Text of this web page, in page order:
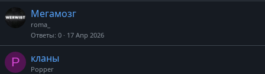
Мегамозг
roma_
Ответы 0 17 Апр 2026
P кланы
Popper